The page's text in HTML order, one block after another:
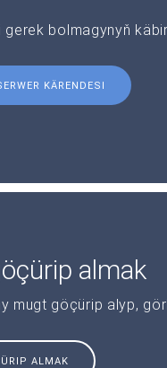
gerek bolmagynyň
KÄRENDESI
almak
mugt göçürip alyp,
ALMAK